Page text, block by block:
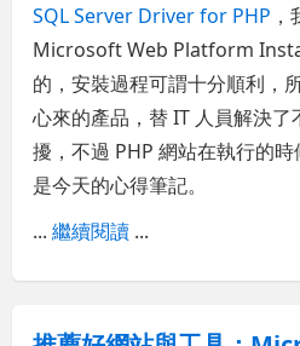
SQL Server Driver for PHP
Microsoft Web Platform
的，安裝過程可謂十分順利，
心來的產品，替 IT 人員解決
擾，不過 PHP 網站在執行的
是今天的心得筆記。
...繼續閱讀 ...